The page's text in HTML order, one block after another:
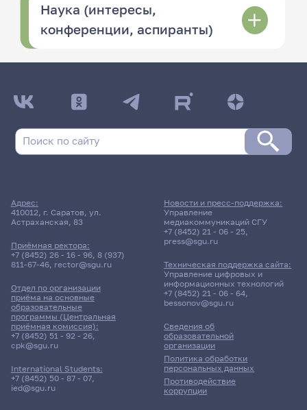
Наука (интересы,
конференции, аспиранты)
Адрес:
410012, г. Саратов, ул.
Астраханская, 83
Приёмная ректора:
+7 (8452) 26 - 16 - 96, 8 (937)
811-67-46, rector@sgu.ru
Отдел по организации
приёма на основные
образовательные
программы (Центральная
приёмная комиссия):
+7 (8452) 51 - 92 - 26,
cpk@sgu.ru
International Students:
+7 (8452) 50 - 87 - 07,
ied@sgu.ru
Сведения об
образовательной
организации
Политика обработки
персональных данных
Противодействие
коррупции
Новости и пресс-поддержка:
Управление
медиакоммуникаций СГУ
+7 (8452) 21 - 06 - 25,
press@sgu.ru
Техническая поддержка сайта:
Управление цифровых и
информационных технологий
+7 (8452) 21 - 06 - 64,
bessonov@sgu.ru